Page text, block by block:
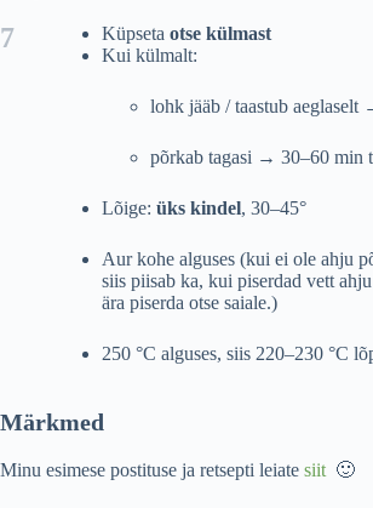
7 Küpseta otse külmast
Kui külmalt:
lohk jääb / taastub aeglaselt
põrkab tagasi → 30–60 min
Lõige: üks kindel, 30–45°
Aur kohe alguses (kui ei ole ahju
siis piisab ka, kui piserdad vett
ära piserda otse saiale.)
250 °C alguses, siis 220–230 °C
Märkmed
Minu esimese postituse ja retsepti leiate siit 🙂